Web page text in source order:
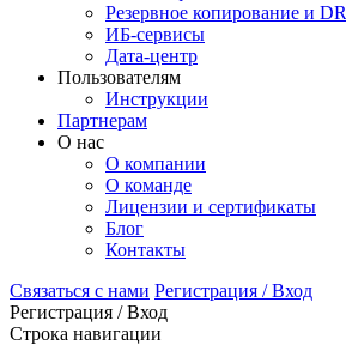
Резервное копирование и DR
ИБ-сервисы
Дата-центр
Пользователям
Инструкции
Партнерам
О нас
О компании
О команде
Лицензии и сертификаты
Блог
Контакты
Связаться с нами Регистрация / Вход
Регистрация / Вход
Строка навигации